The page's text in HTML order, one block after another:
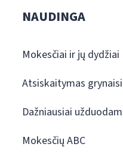
NAUDINGA
Mokesčiai ir jų dydžiai
Atsiskaitymas
Dažniausiai
Mokesčių ABC